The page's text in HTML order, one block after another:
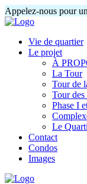
Appelez-nous pour
Vie de quartier
Le projet
À
La Tour
Tour de
Tour
Phase I
Le
Contact
Condos
Images